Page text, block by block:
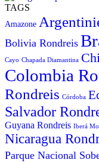
TAGS
Amazone
Bolivia Rondreis
Cayo Chapada Diamantina
Colombia
Rondreis Córdoba
Salvador
Guyana Rondreis Iberá
Nicaragua
Parque Nacional